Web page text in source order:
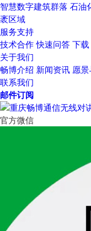
智慧数字建筑群落 石油
袤区域
服务支持
技术合作 快速问答 下载
关于我们
畅博介绍 新闻资讯 愿
联系我们
邮件订阅
官方微信